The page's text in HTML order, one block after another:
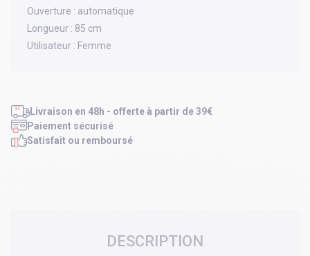
Ouverture : automatique
Longueur : 85 cm
Utilisateur : Femme
Livraison en 48h - offerte à partir de 39€
Paiement sécurisé
Satisfait ou remboursé
DESCRIPTION